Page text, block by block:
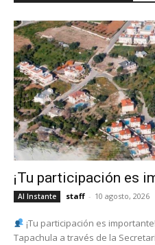
¡Tu participación es
Al Instante staff - 10 agosto, 2026
¡Tu participación es importante!
Tapachula a través de la